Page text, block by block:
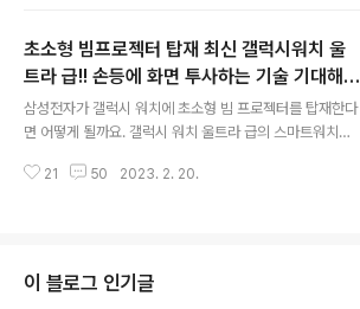
반면 갤럭시S23 울트라는 라운드에서 각의 방향으로 분위
기가 바뀌면서 두 제조사의 묘한 대립이 볼 만합니다. 그리
고 카메라 범프도 갤럭시S23 울트라는 제거한 반면 아이
폰15 프로는 카메라 범프를 그대로 유지하게 될 것 같아요.
트라에 대한 사용자들의 평가를 기대해 봅니다. 아이폰15
초소형 빔프로젝터 탑재 최신 갤럭시워치 울
트라 급!! 손등에 화면 투사하는 기술 기대해도
되나?
삼성전자가 갤럭시 워치에 초소형 빔 프로젝터를 탑재한다
면 어떻게 될까요. 갤럭시 워치 울트라 급의 스마트워치로
싶네요. 갤럭시워치5의 45mm 약 1.8인치 화면을 초소형
면이 작아도 시간만 확인하면 만족되었지만 스마트워치는
다양한 콘텐츠를 봐야 하기 때문에 현재 1.8인치 정도로는
21 50 2023. 2. 20.
이 블로그 인기글